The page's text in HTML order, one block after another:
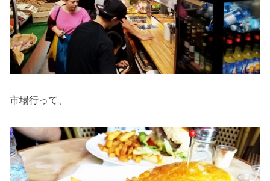
市場行って、